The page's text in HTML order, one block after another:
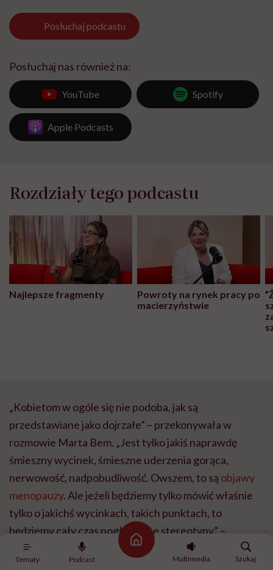
Tematy Podcast
Strona główna
Multimedia
Szukaj
Posłuchaj podcastu
Posłuchaj nas również na:
YouTube Spotify
Apple Podcasts
Rozdziały tego podcastu
Najlepsze fragmenty
Powroty na rynek pracy po
macierzyństwie
„Kobietom w ogóle się nie podoba, jak są
przedstawiane jako dojrzałe” – przekonywała w
rozmowie Marta Bem. „Jest tylko jakiś naprawdę
śmieszny wycinek, śmieszne uderzenia gorąca,
nerwowość, nadpobudliwość. Owszem, to są objawy
menopauzy. Ale jeżeli będziemy tylko mówić właśnie
tylko o jakichś wycinkach, takich punktach, to
będziemy cały czas pogłębiać te stereotypy” –
dodawała. „Młode pokolenie też jest niecierpliwe, też
czasami jest sfrustrowane, też im się nie chce. Więc